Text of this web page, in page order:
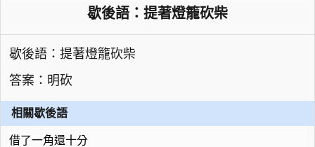
歇後語：提著燈籠砍柴
歇後語：提著燈籠砍柴
答案：明砍
相關歇後語
借了一角還十分